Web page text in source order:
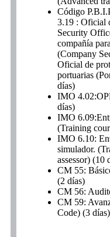
Código
3.19 : Oficial
Security
compañía
(Company
Oficial de
portuarias
días)
IMO
días)
IMO
(Training
IMO 6.10:
simulador.
assessor) (10
CM 55:
(2 días)
CM 56:
CM 59:
Code) (3 días)